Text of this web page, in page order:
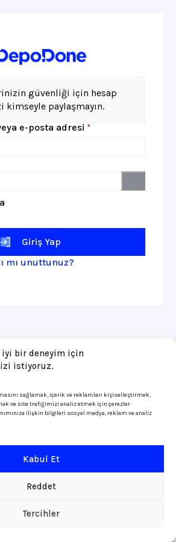
iyi bir deneyim için
istiyoruz.
sağlamak, içerik ve reklamları kişiselleştirmek,
ve site trafiğimizi analiz etmek için çerezler
ilişkin bilgileri sosyal medya, reklam ve analiz
Kabul Et
Reddet
Tercihler
güvenliği için hesap
kimseyle paylaşmayın.
e-posta adresi *
Giriş Yap
mı unuttunuz?